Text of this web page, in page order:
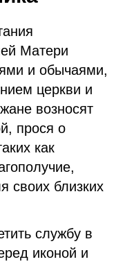
Матери
и обычаями,
церкви и
возносят
прося о
как
своих близких
службу в
иконой и